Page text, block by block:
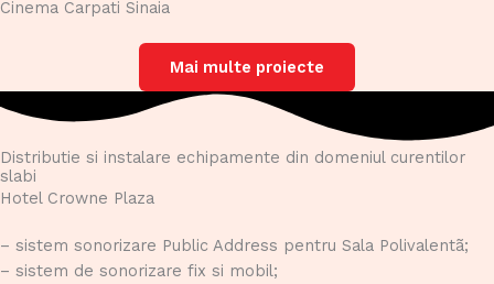
Cinema Carpati Sinaia
Mai multe proiecte
Distributie si instalare echipamente din domeniul curentilor
slabi
Hotel Crowne Plaza
– sistem sonorizare Public Address pentru Sala Polivalentã;
– sistem de sonorizare fix si mobil;